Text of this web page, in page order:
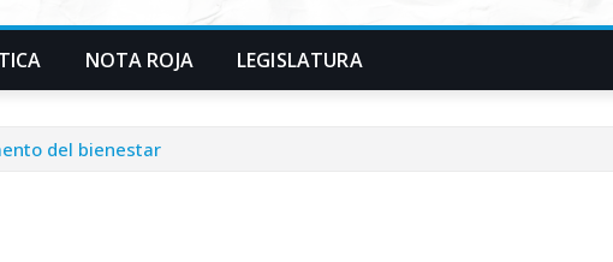
NOTA ROJA LEGISLATURA
del bienestar